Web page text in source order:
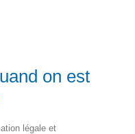
on est
légale et